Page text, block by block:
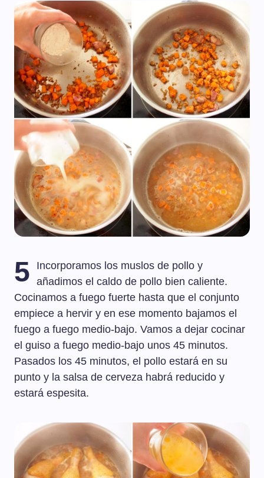
5
Incorporamos los muslos de pollo y
añadimos el caldo de pollo bien caliente.
Cocinamos a fuego fuerte hasta que el conjunto
empiece a hervir y en ese momento bajamos el
fuego a fuego medio-bajo. Vamos a dejar cocinar
el guiso a fuego medio-bajo unos 45 minutos.
Pasados los 45 minutos, el pollo estará en su
punto y la salsa de cerveza habrá reducido y
estará espesita.